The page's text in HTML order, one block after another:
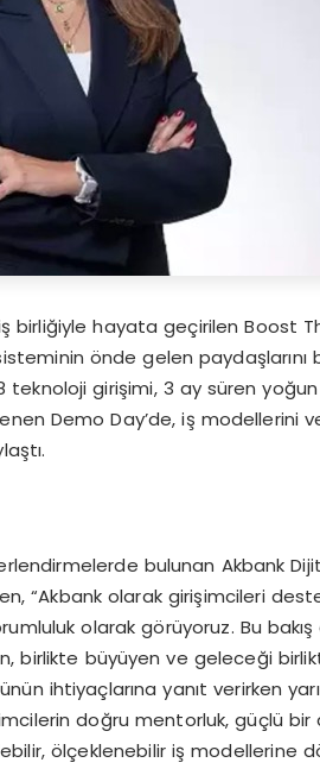
birliğiyle hayata geçirilen Boost
önde gelen
girişimi, 3 ay süren
Demo Day’de, iş modellerini
bulunan Akbank
“Akbank olarak girişimcileri
olarak görüyoruz. Bu bakış
birlikte büyüyen ve geleceği
ihtiyaçlarına yanıt verirken
doğru mentorluk, güçlü bir
ölçeklenebilir iş modellerine